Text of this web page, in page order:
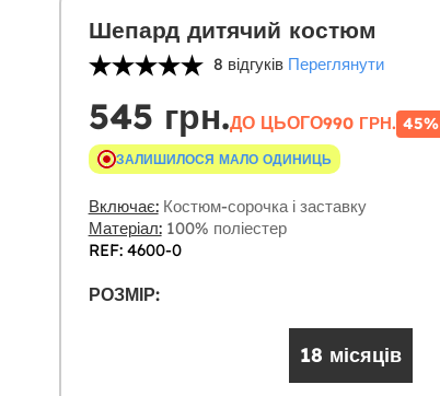
Шепард дитячий костюм
8 відгуків Переглянути
545 грн.ДО ЦЬОГО990 ГРН. 45%
ЗАЛИШИЛОСЯ МАЛО ОДИНИЦЬ
Включає:Костюм-сорочка і заставку
Матеріал:100% поліестер
REF: 4600-0
РОЗМІР:
18 місяців